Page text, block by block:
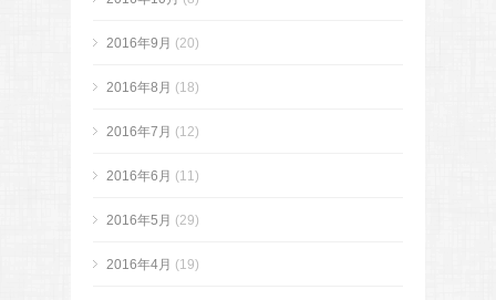
2016年9月 (20)
2016年8月 (18)
2016年7月 (12)
2016年6月 (11)
2016年5月 (29)
2016年4月 (19)